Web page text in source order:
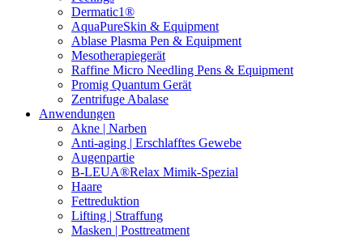
Dermatic1®
AquaPureSkin & Equipment
Ablase Plasma Pen & Equipment
Mesotherapiegerät
Raffine Micro Needling Pens & Equipment
Promig Quantum Gerät
Zentrifuge Abalase
Anwendungen
Akne | Narben
Anti-aging | Erschlafftes Gewebe
Augenpartie
B-LEUA®Relax Mimik-Spezial
Haare
Fettreduktion
Lifting | Straffung
Masken | Posttreatment